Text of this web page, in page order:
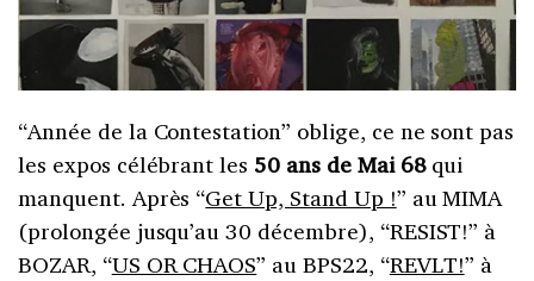
“Année de la Contestation” oblige, ce ne sont pas
les expos célébrant les 50 ans de Mai 68 qui
manquent. Après “Get Up, Stand Up !” au MIMA
(prolongée jusqu’au 30 décembre), “RESIST!” à
BOZAR, “US OR CHAOS” au BPS22, “REVLT!” à